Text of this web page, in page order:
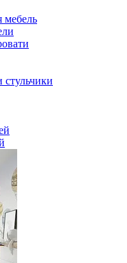
мебель
стульчики